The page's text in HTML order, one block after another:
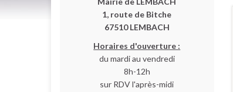
1, route de Bitche
67510 LEMBACH
Horaires d'ouverture :
du mardi au vendredi
8h-12h
sur RDV l'après-midi